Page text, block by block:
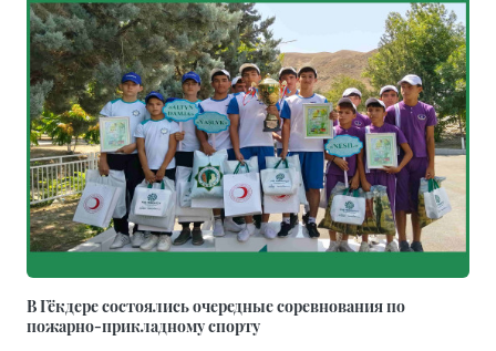
В Гёкдере состоялись очередные соревнования по
пожарно-прикладному спорту